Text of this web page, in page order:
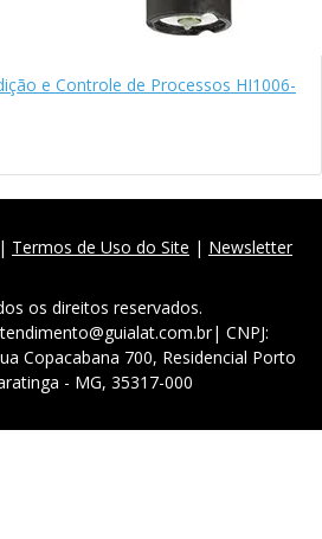
e Controle de Processos HI1006-
| Termos de Uso do Site | Newsletter
os direitos reservados.
CNPJ:
Copacabana 700, Residencial Porto
- MG, 35317-000